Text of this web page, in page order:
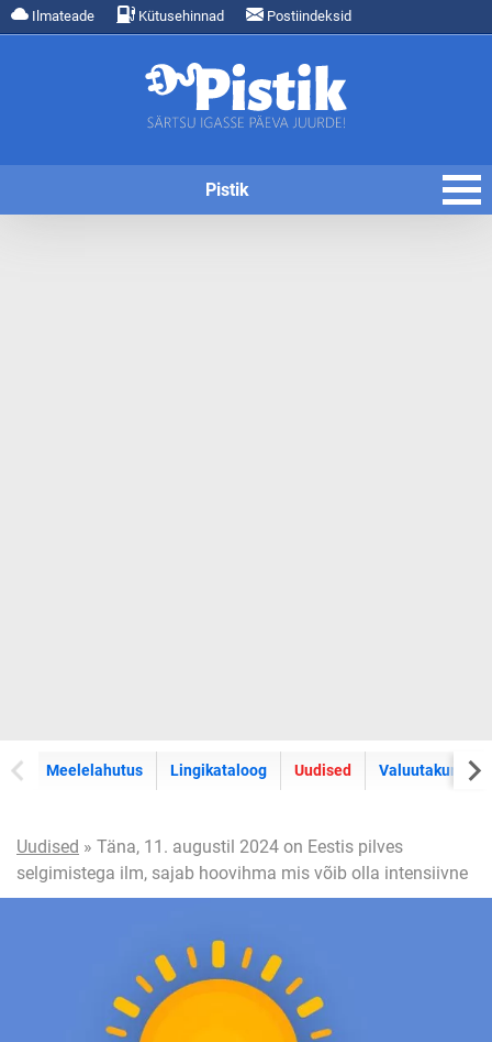
Ilmateade Kütusehinnad Postiindeksid
Pistik
Meelelahutus Lingikataloog Uudised Valuutakursid
Uudised » Täna, 11. augustil 2024 on Eestis pilves
selgimistega ilm, sajab hoovihma mis võib olla intensiivne